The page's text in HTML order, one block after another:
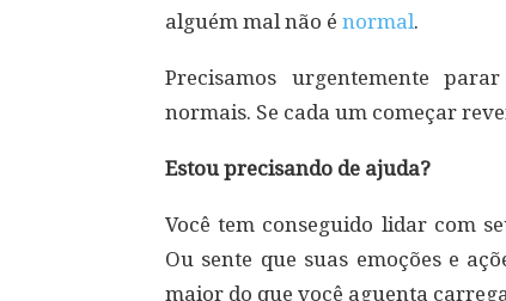
alguém mal não é normal.
Precisamos urgentemente
normais. Se cada um começar
Estou precisando de ajuda?
Você tem conseguido lidar com
Ou sente que suas emoções e
maior do que você aguenta